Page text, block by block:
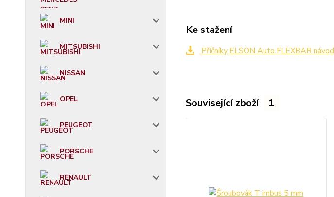
MINI
MITSUBISHI
NISSAN
OPEL
PEUGEOT
PORSCHE
RENAULT
Ke stažení
Příčníky ELSON Auto FLEXBAR návod
Související zboží 1